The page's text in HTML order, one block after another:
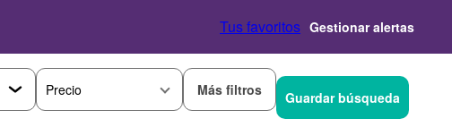
Tus favoritos Gestionar alertas
Precio Más filtros Guardar búsqueda